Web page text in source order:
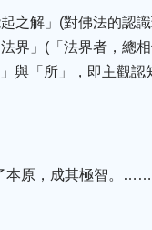
之解」(對佛法的認
界」(「法界者，總
與「所」，即主觀認
本原，成其極智。